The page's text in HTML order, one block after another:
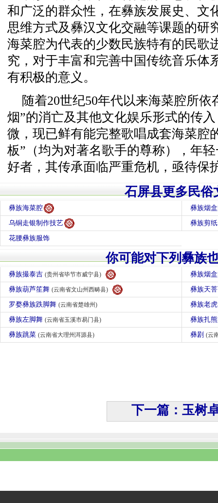
和广泛的群众性，在彝族发展史、文
思维方式及彝汉文化交融等课题的研
海菜腔为代表的少数民族特有的民歌
究，对于丰富和完善中国传统音乐体
有积极的意义。
随着20世纪50年代以来海菜腔所
烟”的消亡及其他文化娱乐形式的传
微，现已鲜有能完整歌唱成套海菜腔
板”（均为对著名歌手的尊称），年
好者，其传承面临严重危机，亟待保
石屏县更多民俗
彝族海菜腔 彝族烟
乌铜走银制作技艺 彝族剪纸
花腰彝族服饰
你可能对下列彝族
彝族撮泰吉 (贵州省毕节市威宁县) 彝族烟
彝族葫芦笙舞 (云南省文山州西畴县) 彝族天
罗婺彝族跌脚舞 (云南省楚雄州) 彝族老
彝族左脚舞 (云南省玉溪市易门县) 彝族扎
彝族跳菜 (云南省大理州洱源县) 彝剧 (云
下一篇：玉树